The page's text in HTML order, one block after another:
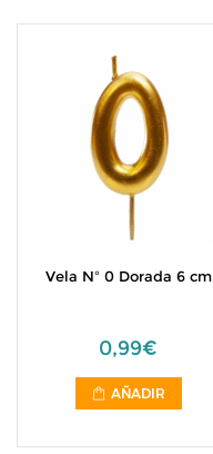
Vela Nº 0 Dorada 6 cm
0,99€
AÑADIR